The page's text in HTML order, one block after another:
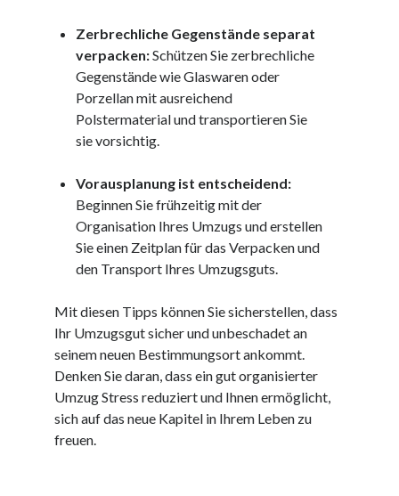
ferienwohnung
ferienwohnung mit pflegebett nordsee
ferienwohnungen
firmenumzug
grundschule
kunst und handwerk
nordsee
nordsee urlaub
ostsee
ostsee urlaub
privatumzug
rollstuhlgerechte ferienwohnung
Zerbrechliche Gegenstände separat
verpacken:Schützen Sie zerbrechliche
Gegenstände wie Glaswaren oder
Porzellan mit ausreichend
Polstermaterial und transportieren Sie
sie vorsichtig.
Vorausplanung ist entscheidend:
Beginnen Sie frühzeitig mit der
Organisation Ihres Umzugs und erstellen
Sie einen Zeitplan für das Verpacken und
den Transport Ihres Umzugsguts.
Mit diesen Tipps können Sie sicherstellen, dass
Ihr Umzugsgut sicher und unbeschadet an
seinem neuen Bestimmungsort ankommt.
Denken Sie daran, dass ein gut organisierter
Umzug Stress reduziert und Ihnen ermöglicht,
sich auf das neue Kapitel in Ihrem Leben zu
freuen.